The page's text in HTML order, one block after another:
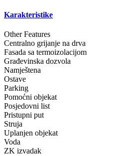
Karakteristike
Other Features
Centralno grijanje na drva
Fasada sa termoizolacijom
Građevinska dozvola
Namještena
Ostave
Parking
Pomoćni objekat
Posjedovni list
Pristupni put
Struja
Uplanjen objekat
Voda
ZK izvadak